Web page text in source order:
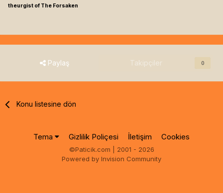
theurgist of The Forsaken
Paylaş Takipçiler 0
Konu listesine dön
Tema Gizlilik Poliçesi İletişim Cookies
©Paticik.com | 2001 - 2026
Powered by Invision Community